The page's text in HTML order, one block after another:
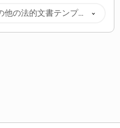
他の法的文書テンプレ